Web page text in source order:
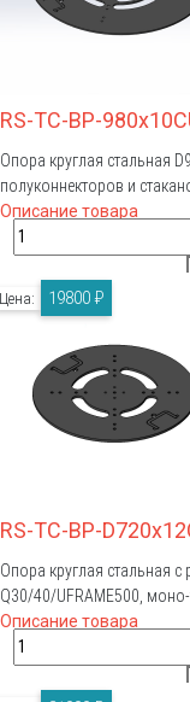
RS-TC-BP-
Опора круглая стальная
полуконнекторов и
Описание товара
RS-TC-BP-
Опора круглая стальная
Q30/40/UFRAME500,
Описание товара
Цена: 19800 ₽